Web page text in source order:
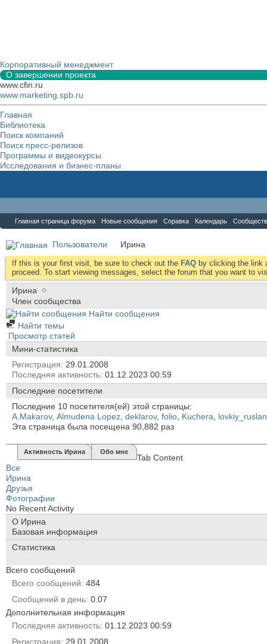
Корпоративный менеджмент
О завершении проекта
www.cfin.ru
www.marketing.spb.ru
Главная
Библиотека
Поиск компаний
Поиск пресс-релизов
Программы и видеокурсы
Исследования и бизнес-планы
Главная страница форума Новые сообщения Справка Календарь
Пользователи Иринa
If this is your first visit, be sure to check out the FAQ by clicking the link
proceed. To start viewing messages, select the forum that you want to
Иринa
Член сообщества
Найти сообщения
Найти темы
Просмотр статей
Мини-статистика
Регистрация 29.01.2008
Последняя активность 01.12.2023 00:59
Последние посетители
Последние 10 посетителя(ей) этой страницы:
A.Makarov, Almudena Lopez, deklarov, folio, Kuchera, lovkiy_ruslan
Эта страница была посещена 90,882 раз
Активность Иринa Обо мне
Tab Content
Все
Иринa
Друзья
Фотографии
No Recent Activity
О Иринa
Базовая информация
Статистика
Всего сообщений
Всего сообщений 484
Сообщений в день 0.07
Дополнительная информация
Последняя активность 01.12.2023 00:59
Регистрация 29.01.2008